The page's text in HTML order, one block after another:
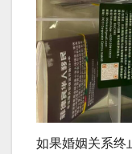
如果婚姻关系终